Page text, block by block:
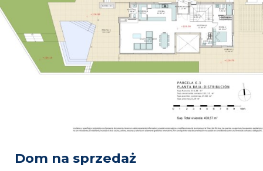
Dom na sprzedaż